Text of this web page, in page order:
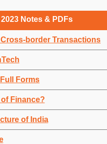
Notes & PDFs
border Transactions
Forms
Finance?
of India